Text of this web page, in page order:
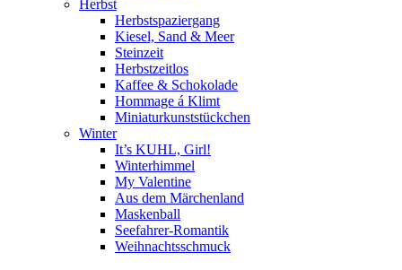
Herbst
Herbstspaziergang
Kiesel, Sand & Meer
Steinzeit
Herbstzeitlos
Kaffee & Schokolade
Hommage á Klimt
Miniaturkunststückchen
Winter
It’s KUHL, Girl!
Winterhimmel
My Valentine
Aus dem Märchenland
Maskenball
Seefahrer-Romantik
Weihnachtsschmuck